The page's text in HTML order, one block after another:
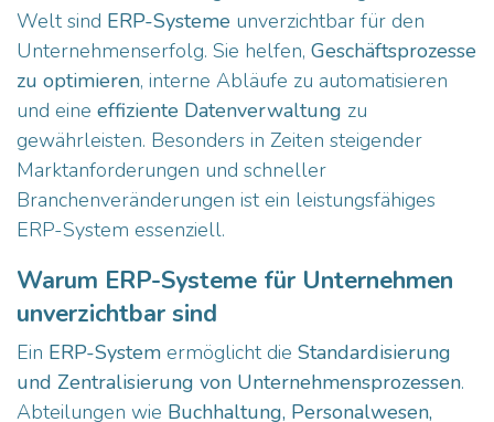
Welt sind ERP-Systeme unverzichtbar für den
Unternehmenserfolg. Sie helfen, Geschäftsprozesse
zu optimieren, interne Abläufe zu automatisieren
und eine effiziente Datenverwaltung zu
gewährleisten. Besonders in Zeiten steigender
Marktanforderungen und schneller
Branchenveränderungen ist ein leistungsfähiges
ERP-System essenziell.
Warum ERP-Systeme für Unternehmen
unverzichtbar sind
Ein ERP-System ermöglicht die Standardisierung
und Zentralisierung von Unternehmensprozessen.
Abteilungen wie Buchhaltung, Personalwesen,